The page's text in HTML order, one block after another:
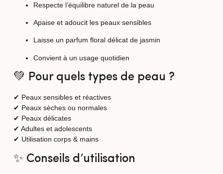
Respecte l’équilibre naturel de la peau
Apaise et adoucit les peaux sensibles
Laisse un parfum floral délicat de jasmin
Convient à un usage quotidien
💚 Pour quels types de peau ?
✔ Peaux sensibles et réactives
✔ Peaux sèches ou normales
✔ Peaux délicates
✔ Adultes et adolescents
✔ Utilisation corps & mains
✨ Conseils d’utilisation